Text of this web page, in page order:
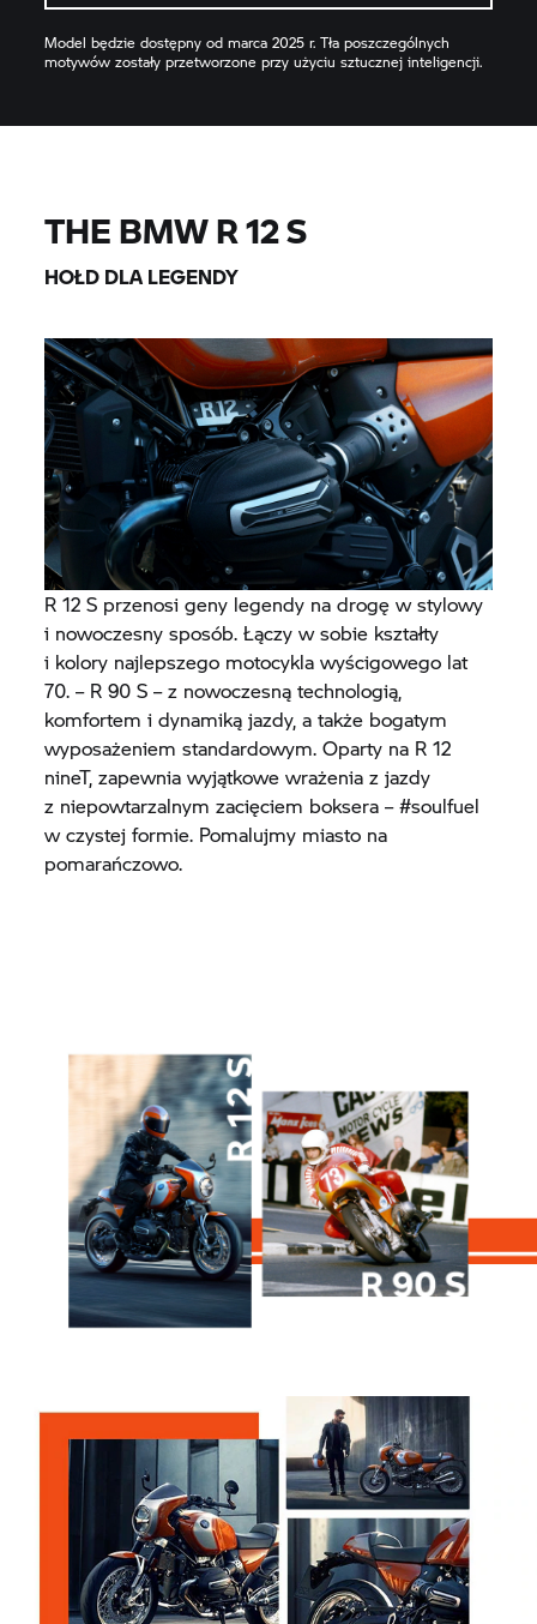
Model będzie dostępny od marca 2025 r. Tła poszczególnych
motywów zostały przetworzone przy użyciu sztucznej inteligencji.
THE BMW R 12 S
HOŁD DLA LEGENDY
R 12 S przenosi geny legendy na drogę w stylowy
i nowoczesny sposób. Łączy w sobie kształty
i kolory najlepszego motocykla wyścigowego lat
70. – R 90 S – z nowoczesną technologią,
komfortem i dynamiką jazdy, a także bogatym
wyposażeniem standardowym. Oparty na R 12
nineT, zapewnia wyjątkowe wrażenia z jazdy
z niepowtarzalnym zacięciem boksera – #soulfuel
w czystej formie. Pomalujmy miasto na
pomarańczowo.